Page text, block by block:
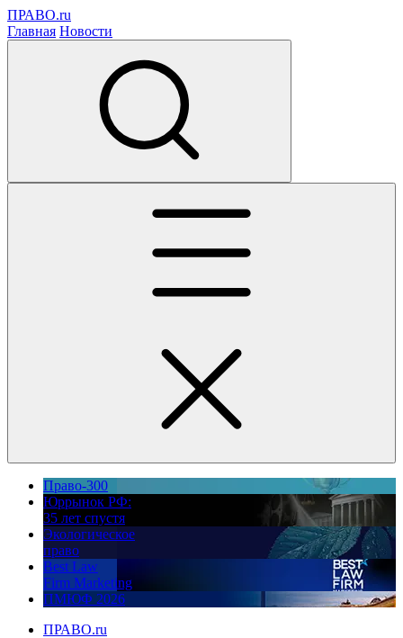
ПРАВО.ru
Главная Новости
Право-300
Юррынок РФ:
35 лет спустя
Экологическое
право
Best Law
Firm Marketing
ПМЮФ 2026
ПРАВО.ru